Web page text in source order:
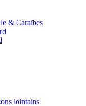
& Caraïbes
lointains